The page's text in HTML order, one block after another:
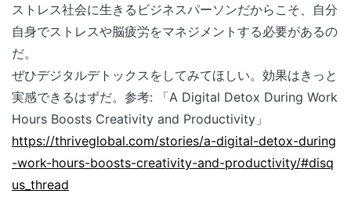
ストレス社会に生きるビジネスパーソンだからこそ、自分
自身でストレスや脳疲労をマネジメントする必要があるの
だ。
ぜひデジタルデトックスをしてみてほしい。効果はきっと
実感できるはずだ。参考: 「A Digital Detox During Work
Hours Boosts Creativity and Productivity」
https://thriveglobal.com/stories/a-digital-detox-during
-work-hours-boosts-creativity-and-productivity/#disq
us_thread